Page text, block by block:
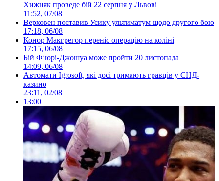
Хижняк проведе бій 22 серпня у Львові
11:52, 07/08
Верховен поставив Усику ультиматум щодо другого бою
17:18, 06/08
Конор Макгрегор переніс операцію на коліні
17:15, 06/08
Бій Ф’юрі-Джошуа може пройти 20 листопада
14:09, 06/08
Автомати Igrosoft, які досі тримають гравців у СНД-
казино
23:11, 02/08
13:00